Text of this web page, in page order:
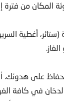
المكان من
أغطية
على هدوئك.
الدخان في كافة